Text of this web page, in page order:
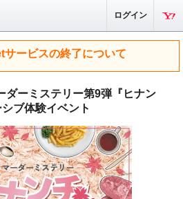
ログイン
サービスの終了について
ダーミステリー第9弾『ヒナン
ブ体験イベント